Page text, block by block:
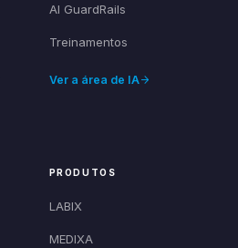
AI GuardRails
Treinamentos
Ver a área de IA
PRODUTOS
LABIX
MEDIXA